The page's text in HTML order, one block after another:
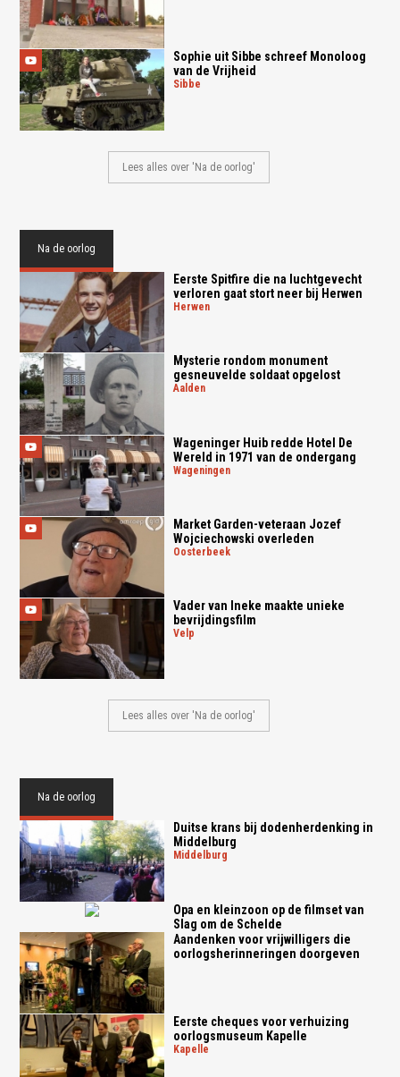
Sophie uit Sibbe schreef Monoloog
van de Vrijheid
sibbe
Lees alles over 'Na de oorlog'
Na de oorlog
Eerste Spitfire die na luchtgevecht
verloren gaat stort neer bij Herwen
herwen
Mysterie rondom monument
gesneuvelde soldaat opgelost
aalden
Wageninger Huib redde Hotel De
Wereld in 1971 van de ondergang
wageningen
Market Garden-veteraan Jozef
Wojciechowski overleden
oosterbeek
Vader van Ineke maakte unieke
bevrijdingsfilm
velp
Lees alles over 'Na de oorlog'
Na de oorlog
Duitse krans bij dodenherdenking in
Middelburg
middelburg
Opa en kleinzoon op de filmset van
Slag om de Schelde
Aandenken voor vrijwilligers die
oorlogsherinneringen doorgeven
Eerste cheques voor verhuizing
oorlogsmuseum Kapelle
kapelle